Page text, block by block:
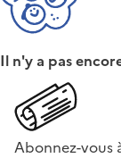
Il n'y a pas
Abonnez-